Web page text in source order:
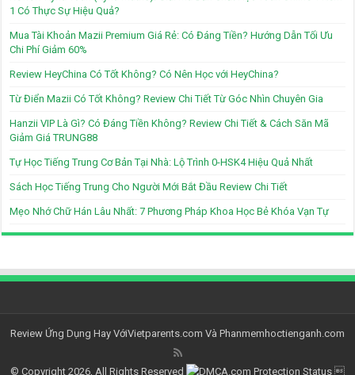
1 Có Thực Sự Hiệu Quả?
Mua Tài Khoản Mazii Premium Giá Rẻ: Có Đáng Tiền? Hướng Dẫn Tối Ưu
Chi Phí Giảm 60%
Review HeyChina Có Tốt Không? Có Nên Học với HeyChina?
Từ Điển Mazii Có Tốt Không? Review Chi Tiết Từ Góc Nhìn Chuyên Gia
Hanzii VIP Là Gì? Có Đáng Tiền Không? Review Chi Tiết & Cách Săn Mã
Giảm Giá TRUNG88
Tự Học Tiếng Trung Cơ Bản Tại Nhà: Lộ Trình 0-HSK4 Hiệu Quả Nhất
Sách Học Tiếng Trung Cho Người Mới Bắt Đầu Review Chi Tiết
Mẹo Nhớ Chữ Hán Lâu Nhất: 7 Phương Pháp Khoa Học Bẻ Khóa Vạn Tự
Review Ứng Dụng Hay VớiVietparents.com Và Phanmemhoctienganh.com
© Copyright 2026, All Rights Reserved 